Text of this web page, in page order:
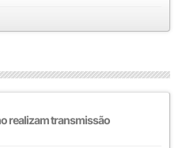
realizam transmissão